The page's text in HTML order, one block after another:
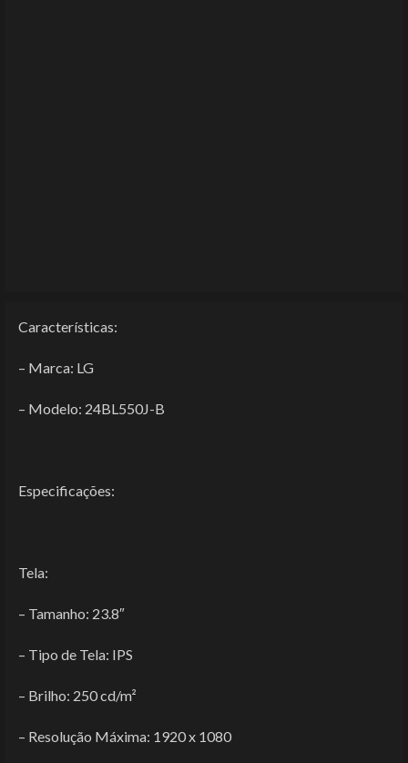
Características:
– Marca: LG
– Modelo: 24BL550J-B
Especificações:
Tela:
– Tamanho: 23.8″
– Tipo de Tela: IPS
– Brilho: 250 cd/m²
– Resolução Máxima: 1920 x 1080